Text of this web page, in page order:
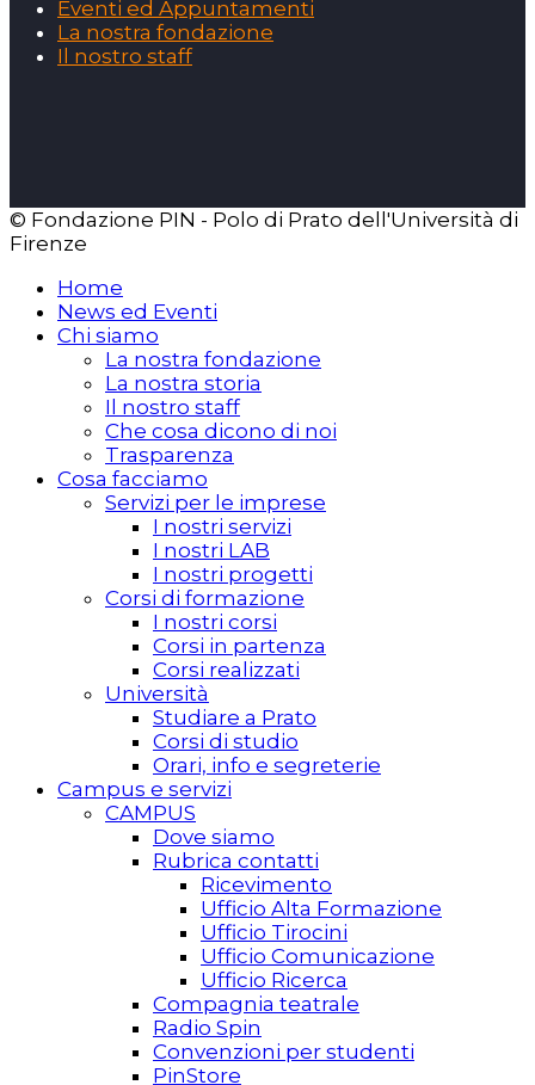
Eventi ed Appuntamenti
La nostra fondazione
Il nostro staff
© Fondazione PIN - Polo di Prato dell'Università di
Firenze
Home
News ed Eventi
Chi siamo
La nostra fondazione
La nostra storia
Il nostro staff
Che cosa dicono di noi
Trasparenza
Cosa facciamo
Servizi per le imprese
I nostri servizi
I nostri LAB
I nostri progetti
Corsi di formazione
I nostri corsi
Corsi in partenza
Corsi realizzati
Università
Studiare a Prato
Corsi di studio
Orari, info e segreterie
Campus e servizi
CAMPUS
Dove siamo
Rubrica contatti
Ricevimento
Ufficio Alta Formazione
Ufficio Tirocini
Ufficio Comunicazione
Ufficio Ricerca
Compagnia teatrale
Radio Spin
Convenzioni per studenti
PinStore